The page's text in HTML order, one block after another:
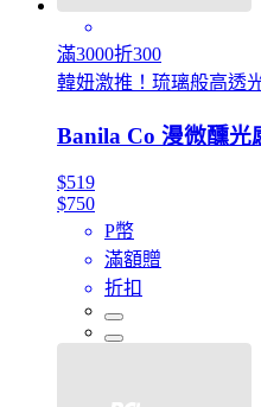
滿3000折300
韓妞激推！琉璃般高透
Banila Co 漫微醺光
$519
$750
P幣
滿額贈
折扣